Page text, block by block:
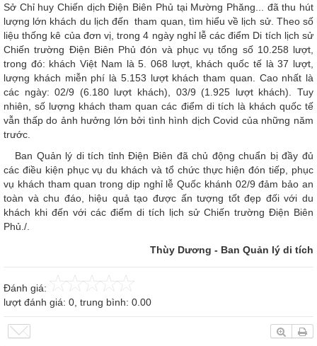
Sở Chỉ huy Chiến dịch Điện Biên Phủ tại Mường Phăng... đã thu hút
lượng lớn khách du lịch đến tham quan, tìm hiểu về lịch sử. Theo số
liệu thống kê của đơn vị, trong 4 ngày nghỉ lễ các điểm Di tích lịch sử
Chiến trường Điện Biên Phủ đón và phục vụ tổng số 10.258 lượt,
trong đó: khách Việt Nam là 5. 068 lượt, khách quốc tế là 37 lượt,
lượng khách miễn phí là 5.153 lượt khách tham quan. Cao nhất là
các ngày: 02/9 (6.180 lượt khách), 03/9 (1.925 lượt khách). Tuy
nhiên, số lượng khách tham quan các điểm di tích là khách quốc tế
vẫn thấp do ảnh hưởng lớn bởi tình hình dịch Covid của những năm
trước.
Ban Quản lý di tích tỉnh Điện Biên đã chủ động chuẩn bị đầy đủ
các điều kiện phục vụ du khách và tổ chức thực hiện đón tiếp, phục
vụ khách tham quan trong dịp nghỉ lễ Quốc khánh 02/9 đảm bảo an
toàn và chu đáo, hiệu quả tạo được ấn tượng tốt đẹp đối với du
khách khi đến với các điểm di tích lịch sử Chiến trường Điện Biên
Phủ./.
Thùy Dương - Ban Quản lý di tích
Đánh giá:
lượt đánh giá: 0, trung bình: 0.00